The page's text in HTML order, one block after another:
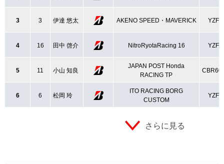
3 3 伊達 悠太 AKENO SPEED・MAVERICK YZF-
4 16 田中 啓介 NitroRyotaRacing 16 YZF-
5 11 小山 知良
JAPAN POST Honda
RACING TP
6 6 松岡 玲
ITO RACING BORG
CUSTOM
YZF-
さらに見る